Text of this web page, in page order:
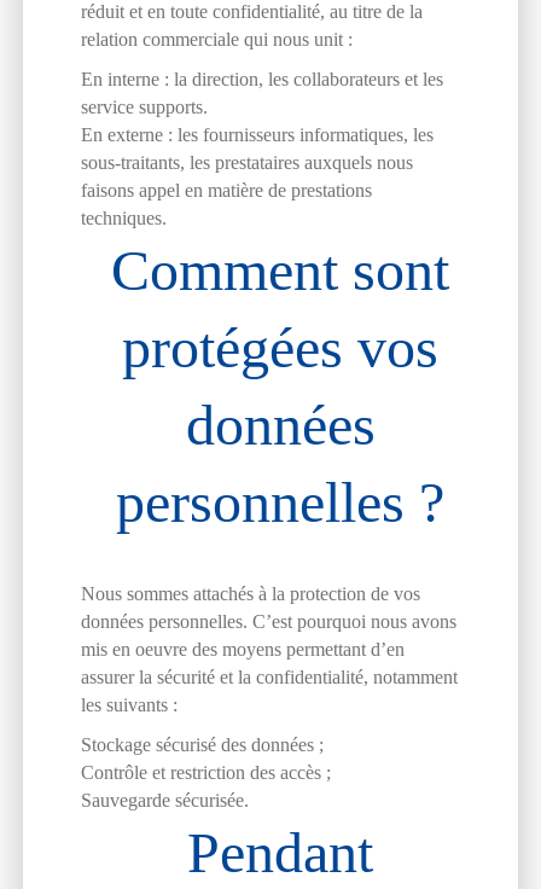
réduit et en toute confidentialité, au titre de la
relation commerciale qui nous unit :
En interne : la direction, les collaborateurs et les
service supports.
En externe : les fournisseurs informatiques, les
sous-traitants, les prestataires auxquels nous
faisons appel en matière de prestations
techniques.
Comment sont
protégées vos
données
personnelles ?
Nous sommes attachés à la protection de vos
données personnelles. C’est pourquoi nous avons
mis en oeuvre des moyens permettant d’en
assurer la sécurité et la confidentialité, notamment
les suivants :
Stockage sécurisé des données ;
Contrôle et restriction des accès ;
Sauvegarde sécurisée.
Pendant